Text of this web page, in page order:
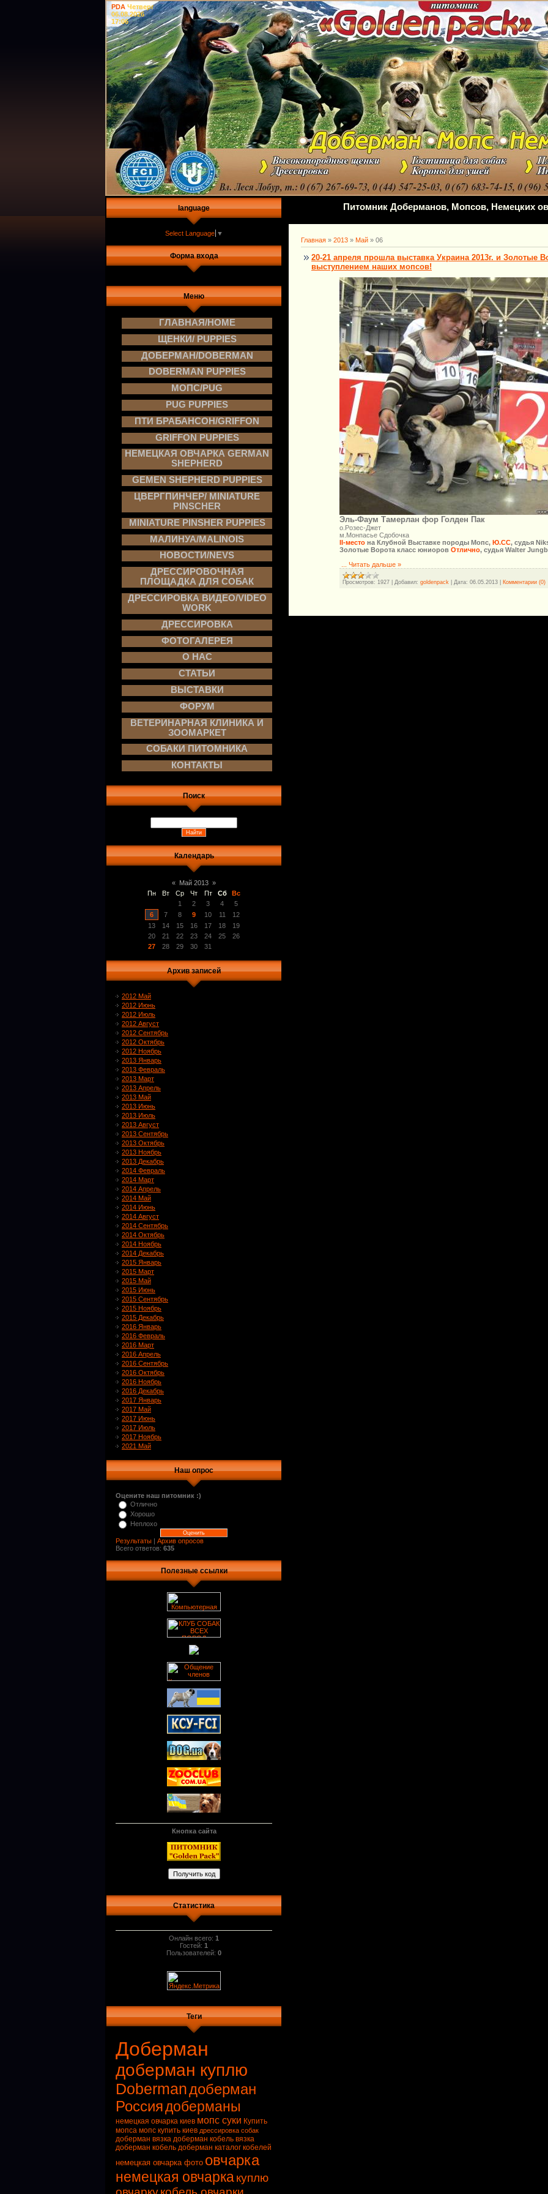
PDA Четверг
06.08.2026
17:06
language
Select Language ▼
Форма входа
Меню
ГЛАВНАЯ/HOME
ЩЕНКИ/ PUPPIES
ДОБЕРМАН/DOBERMAN
DOBERMAN PUPPIES
МОПС/PUG
PUG PUPPIES
ПТИ БРАБАНСОН/GRIFFON
GRIFFON PUPPIES
НЕМЕЦКАЯ ОВЧАРКА GERMAN
SHEPHERD
GEMEN SHEPHERD PUPPIES
ЦВЕРГПИНЧЕР/ MINIATURE
PINSCHER
MINIATURE PINSHER PUPPIES
МАЛИНУА/MALINOIS
НОВОСТИ/NEVS
ДРЕССИРОВОЧНАЯ
ПЛОЩАДКА ДЛЯ СОБАК
ДРЕССИРОВКА ВИДЕО/VIDEO
WORK
ДРЕССИРОВКА
ФОТОГАЛЕРЕЯ
О НАС
СТАТЬИ
ВЫСТАВКИ
ФОРУМ
ВЕТЕРИНАРНАЯ КЛИНИКА И
ЗООМАРКЕТ
СОБАКИ ПИТОМНИКА
КОНТАКТЫ
Поиск
Календарь
« Май 2013 »
Пн
Вт Ср Чт Пт Сб
Вс
1
2 3 4
5
6
7 8 9 10 11
12
13
14 15 16 17 18
19
20
21 22 23 24 25
26
27
28 29 30 31
Архив записей
2012 Май
2012 Июнь
2012 Июль
2012 Август
2012 Сентябрь
2012 Октябрь
2012 Ноябрь
2013 Январь
2013 Февраль
2013 Март
2013 Апрель
2013 Май
2013 Июнь
2013 Июль
2013 Август
2013 Сентябрь
2013 Октябрь
2013 Ноябрь
2013 Декабрь
2014 Февраль
2014 Март
2014 Апрель
2014 Май
2014 Июнь
2014 Август
2014 Сентябрь
2014 Октябрь
2014 Ноябрь
2014 Декабрь
2015 Январь
2015 Март
2015 Май
2015 Июнь
2015 Сентябрь
2015 Ноябрь
2015 Декабрь
2016 Январь
2016 Февраль
2016 Март
2016 Апрель
2016 Сентябрь
2016 Октябрь
2016 Ноябрь
2016 Декабрь
2017 Январь
2017 Май
2017 Июнь
2017 Июль
2017 Ноябрь
2021 Май
Наш опрос
Оцените наш питомник :)
Отлично
Хорошо
Неплохо
Результаты | Архив опросов
Всего ответов: 635
Полезные ссылки
Кнопка сайта
Статистика
Онлайн всего: 1
Гостей: 1
Пользователей: 0
Теги
Доберман
доберман куплю
Dobermanдоберман
Россиядоберманы
немецкая овчарка киев мопс суки Купить
мопса мопс купить киев дрессировка собак
доберман вязка доберман кобель вязка
доберман кобель доберман каталог кобелей
немецкая овчарка фото овчарка
немецкая овчаркакуплю
Питомник Доберманов, Мопсов, Немецких
Главная » 2013 » Май » 06
20-21 апреля прошла выставка Украина 2013г. и Золотые
выступлением наших мопсов!
Эль-Фаум Тамерлан фор Голден Пак
о.Розес-Джет
м.Монпасье Сдобочка
IІ-место на Клубной Выставке породы Мопс, Ю.СС, судья
Золотые Ворота класс юниоров Отлично, судья Walter
Читать дальше »
Просмотров: 1927 Добавил: goldenpack Дата: 06.05.2013 Комментарии (0)